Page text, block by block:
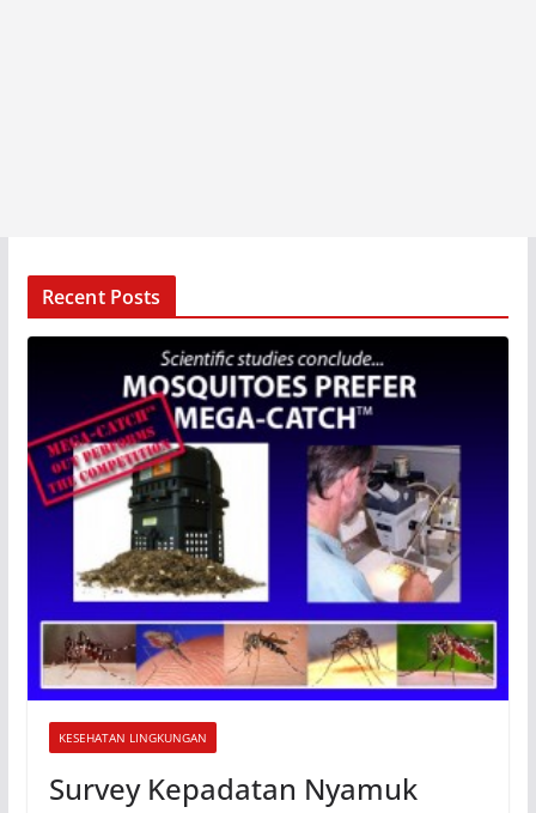
Recent Posts
KESEHATAN LINGKUNGAN
Survey Kepadatan Nyamuk